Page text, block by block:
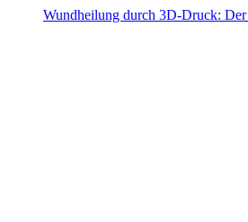
Wundheilung durch 3D-Druck: